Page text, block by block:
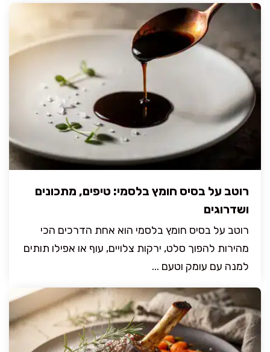
רוטב על בסיס חומץ בלסמי: טיפים, מתכונים
ושדרוגים
רוטב על בסיס חומץ בלסמי הוא אחת הדרכים הכי
מהירות להפוך סלט, ירקות צלויים, עוף או אפילו תותים
למנה עם עומק וטעם ...